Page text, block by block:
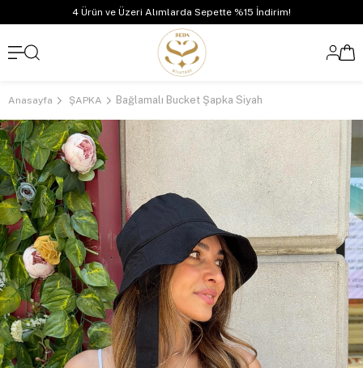
4 Ürün ve Üzeri Alımlarda Sepette %15 İndirim!
Anasayfa ŞAPKA Bağlamalı Bucket Şapka Siyah